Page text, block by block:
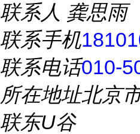
联系人 龚思雨
联系手机
联系电话010-
所在地址北京
联东U谷